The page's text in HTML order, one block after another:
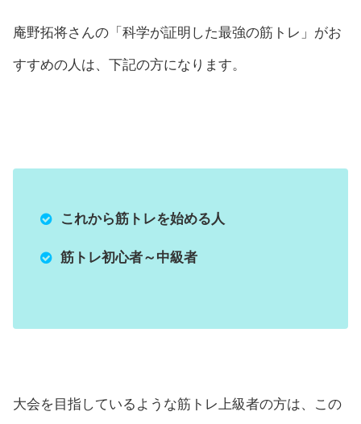
庵野拓将さんの「科学が証明した最強の筋トレ」がお
すすめの人は、下記の方になります。
これから筋トレを始める人
筋トレ初心者～中級者
大会を目指しているような筋トレ上級者の方は、この